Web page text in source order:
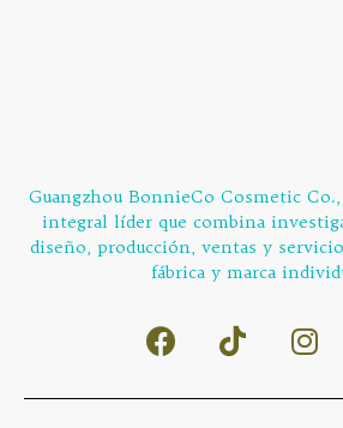
Guangzhou BonnieCo Cosmetic
integral líder que combina
diseño, producción, ventas y
fábrica y marca